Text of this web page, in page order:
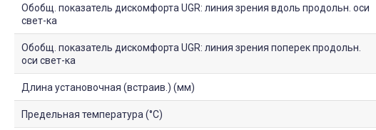
Обобщ. показатель дискомфорта UGR: линия зрения вдоль продольн. оси
свет-ка
Обобщ. показатель дискомфорта UGR: линия зрения поперек продольн.
оси свет-ка
Длина установочная (встраив.) (мм)
Предельная температура (°C)